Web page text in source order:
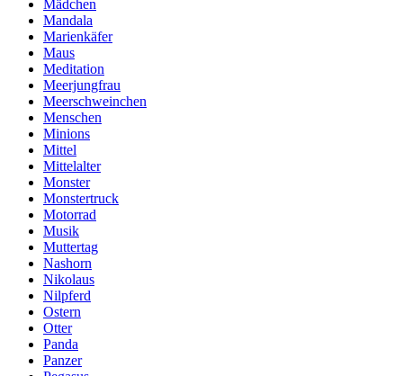
Mädchen
Mandala
Marienkäfer
Maus
Meditation
Meerjungfrau
Meerschweinchen
Menschen
Minions
Mittel
Mittelalter
Monster
Monstertruck
Motorrad
Musik
Muttertag
Nashorn
Nikolaus
Nilpferd
Ostern
Otter
Panda
Panzer